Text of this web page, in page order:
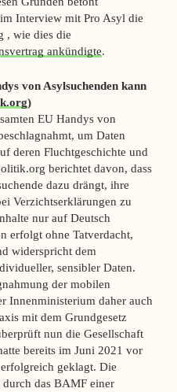
Interview mit Pro Asyl die
, wie dies die
ankündigte.
von Asylsuchenden kann
)
EU Handys von
um Daten
deren Fluchtgeschichte und
berichtet davon, dass
dazu drängt, ihre
Verzichtserklärungen zu
nur auf Deutsch
erfolgt ohne Tatverdacht,
widerspricht dem
sensibler Daten.
der mobilen
Innenministerium daher auch
mit dem Grundgesetz
nun die Gesellschaft
bereits im Juni 2021 vor
geklagt. Die
das BAMF einer